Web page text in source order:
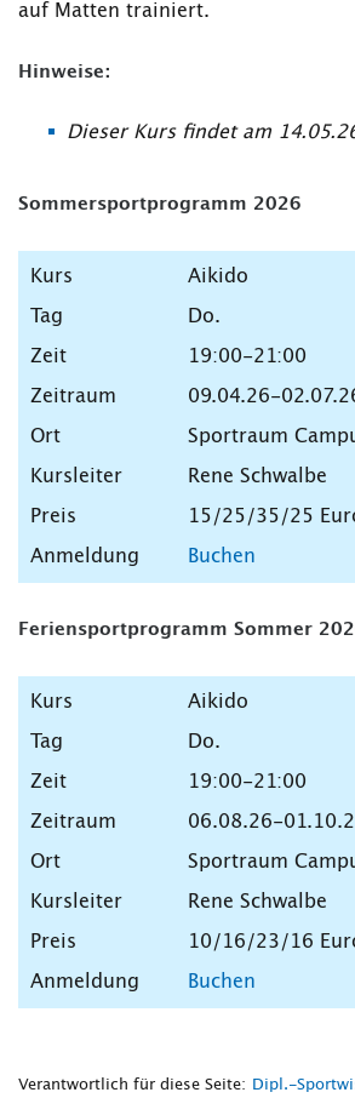
auf Matten trainiert.
Hinweise:
Dieser Kurs findet am
Sommersportprogramm 2026
Aikido
Do.
19:00-21:00
09.04.26-
Sportraum
Rene Schwalbe
15/25/35/25
Buchen
Feriensportprogramm Sommer
Aikido
Do.
19:00-21:00
06.08.26-
Sportraum
Rene Schwalbe
10/16/23/16
Buchen
Verantwortlich für diese Seite:
Dipl.-